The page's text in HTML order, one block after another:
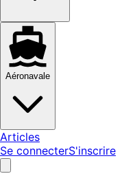
Aéronavale
Articles
Se connecterS'inscrire